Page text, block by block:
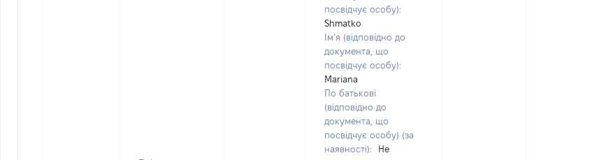
посвідчує особу):
Shmatko
Ім’я (відповідно до
документа, що
посвідчує особу):
Mariana
По батькові
(відповідно до
документа, що
посвідчує особу) (за
наявності):
Не